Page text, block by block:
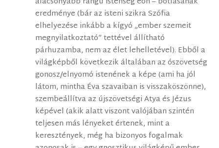
eredménye (bár az isteni szikra Szófia
elhelyezése inkább a kígyó „ember szemeit
megnyilatkoztató” tettével állítható
párhuzamba, nem az élet lehelletével). Ebből a
világképből következik általában az ószövetség
gonosz/elnyomó istenének a képe (ami ha jól
látom, mintha Éva szavaiban is visszaköszönne),
szembeállítva az újszövetségi Atya és Jézus
képével (akik alatt viszont valójában szintén
teljesen más lényeket értenek, mint a
keresztények, még ha bizonyos fogalmak